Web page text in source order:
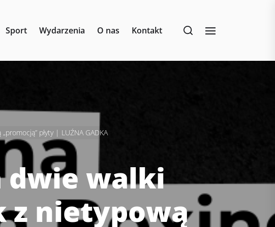
Sport Wydarzenia O nas Kontakt
płyty | LUŹNA GADKA
dwie walki
z nietypową